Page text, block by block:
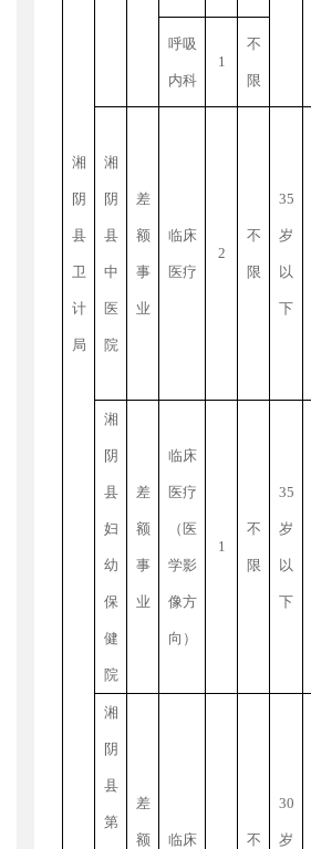
湘
阴
县
卫
计
局
呼吸
内科
1
不
限
湘
阴
县
中
医
院
差
额
事
业
临床
医疗
2
不
限
35
岁
以
下
湘
阴
县
妇
幼
保
健
院
差
额
事
业
临床
医疗
（医
学影
像方
向）
1
不
限
35
岁
以
下
湘
阴
县
第
差
额 临床 不
30
岁